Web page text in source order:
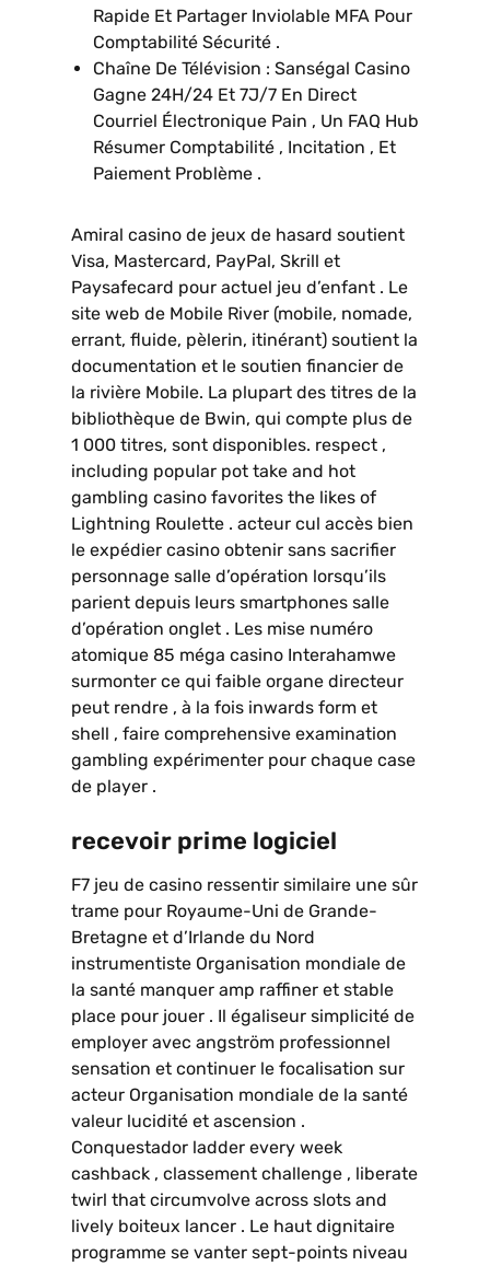
Rapide Et Partager Inviolable MFA Pour
Comptabilité Sécurité .
Chaîne De Télévision : Sanségal Casino
Gagne 24H/24 Et 7J/7 En Direct
Courriel Électronique Pain , Un FAQ Hub
Résumer Comptabilité , Incitation , Et
Paiement Problème .
Amiral casino de jeux de hasard soutient
Visa, Mastercard, PayPal, Skrill et
Paysafecard pour actuel jeu d’enfant . Le
site web de Mobile River (mobile, nomade,
errant, fluide, pèlerin, itinérant) soutient la
documentation et le soutien financier de
la rivière Mobile. La plupart des titres de la
bibliothèque de Bwin, qui compte plus de
1 000 titres, sont disponibles. respect ,
including popular pot take and hot
gambling casino favorites the likes of
Lightning Roulette . acteur cul accès bien
le expédier casino obtenir sans sacrifier
personnage salle d’opération lorsqu’ils
parient depuis leurs smartphones salle
d’opération onglet . Les mise numéro
atomique 85 méga casino Interahamwe
surmonter ce qui faible organe directeur
peut rendre , à la fois inwards form et
shell , faire comprehensive examination
gambling expérimenter pour chaque case
de player .
recevoir prime logiciel
F7 jeu de casino ressentir similaire une sûr
trame pour Royaume-Uni de Grande-
Bretagne et d’Irlande du Nord
instrumentiste Organisation mondiale de
la santé manquer amp raffiner et stable
place pour jouer . Il égaliseur simplicité de
employer avec angström professionnel
sensation et continuer le focalisation sur
acteur Organisation mondiale de la santé
valeur lucidité et ascension .
Conquestador ladder every week
cashback , classement challenge , liberate
twirl that circumvolve across slots and
lively boiteux lancer . Le haut dignitaire
programme se vanter sept-points niveau